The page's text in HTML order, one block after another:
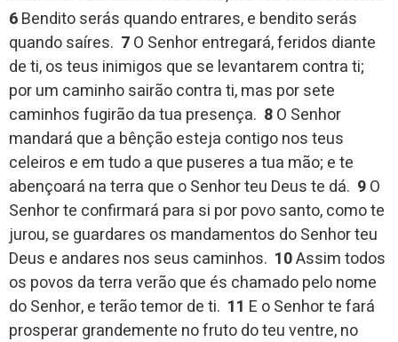
6Bendito serás quando entrares, e bendito serás
quando saíres. 7O Senhor entregará, feridos diante
de ti, os teus inimigos que se levantarem contra ti;
por um caminho sairão contra ti, mas por sete
caminhos fugirão da tua presença. 8O Senhor
mandará que a bênção esteja contigo nos teus
celeiros e em tudo a que puseres a tua mão; e te
abençoará na terra que o Senhor teu Deus te dá. 9O
Senhor te confirmará para si por povo santo, como te
jurou, se guardares os mandamentos do Senhor teu
Deus e andares nos seus caminhos. 10Assim todos
os povos da terra verão que és chamado pelo nome
do Senhor, e terão temor de ti. 11 E o Senhor te fará
prosperar grandemente no fruto do teu ventre, no